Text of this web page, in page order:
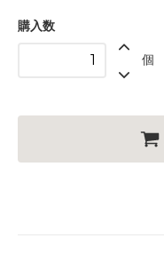
購入数
個